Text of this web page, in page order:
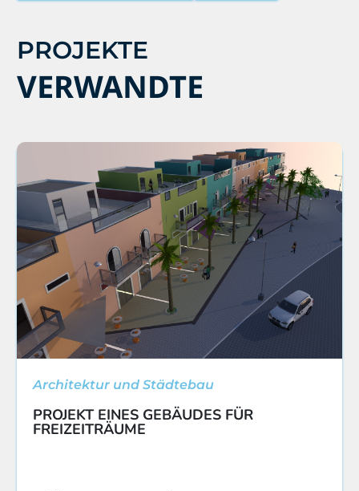
PROJEKTE
VERWANDTE
Architektur und Städtebau
PROJEKT EINES GEBÄUDES FÜR
FREIZEITRÄUME